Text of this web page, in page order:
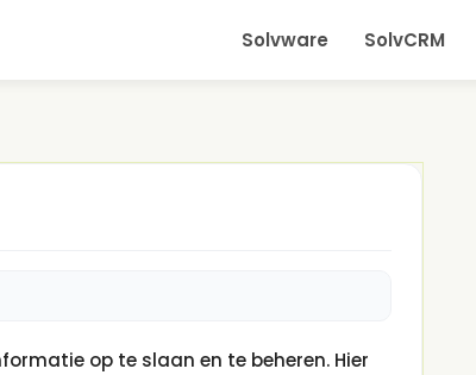
Solvware SolvCRM
op te slaan en te beheren. Hier